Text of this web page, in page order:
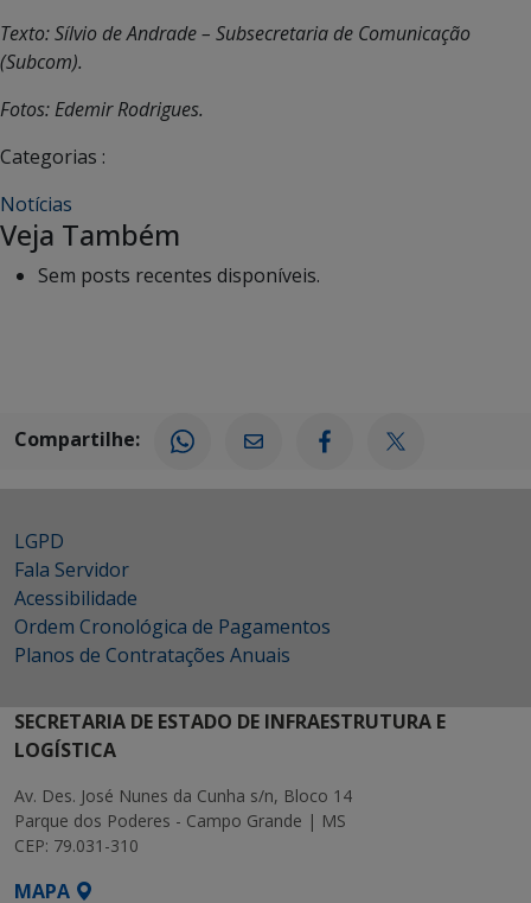
Texto: Sílvio de Andrade – Subsecretaria de Comunicação
(Subcom).
Fotos: Edemir Rodrigues.
Categorias :
Notícias
Veja Também
Sem posts recentes disponíveis.
Compartilhe:
LGPD
Fala Servidor
Acessibilidade
Ordem Cronológica de Pagamentos
Planos de Contratações Anuais
SECRETARIA DE ESTADO DE INFRAESTRUTURA E
LOGÍSTICA
Av. Des. José Nunes da Cunha s/n, Bloco 14
Parque dos Poderes - Campo Grande | MS
CEP: 79.031-310
MAPA